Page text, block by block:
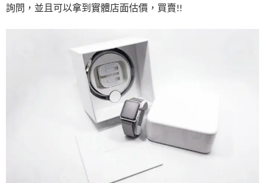
詢問，並且可以拿到實體店面估價，買賣!!